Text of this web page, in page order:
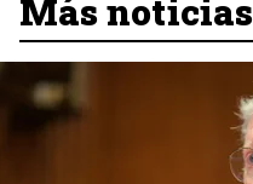
Más noticias